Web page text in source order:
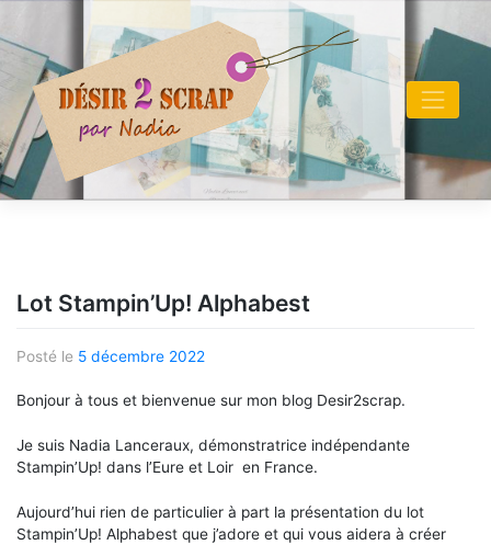
content
Lot Stampin’Up! Alphabest
Posté le 5 décembre 2022
Bonjour à tous et bienvenue sur mon blog Desir2scrap.
Je suis Nadia Lanceraux, démonstratrice indépendante
Stampin’Up! dans l’Eure et Loir en France.
Aujourd’hui rien de particulier à part la présentation du lot
Stampin’Up! Alphabest que j’adore et qui vous aidera à créer